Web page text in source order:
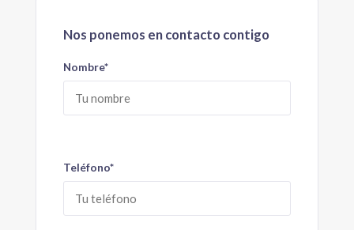
Nos ponemos en contacto contigo
Nombre*
Teléfono*